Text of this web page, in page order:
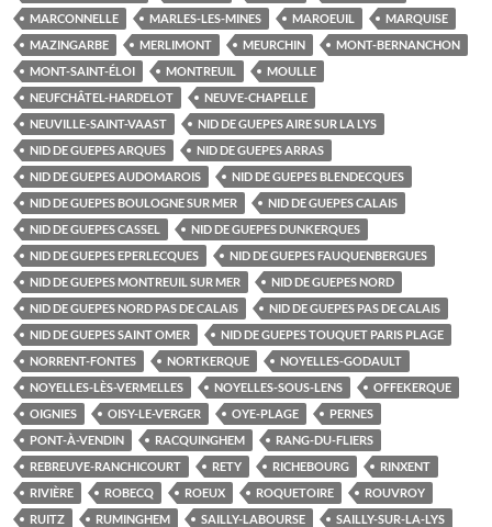
MARCONNELLE
MARLES-LES-MINES MAROEUIL
MARQUISE
MAZINGARBE
MERLIMONT MEURCHIN
MONT-BERNANCHON
MONT-SAINT-ÉLOI
MONTREUIL
MOULLE
NEUFCHÂTEL-HARDELOT
NEUVE-CHAPELLE
NEUVILLE-SAINT-VAAST
NID DE GUEPES AIRE SUR LA LYS
NID DE GUEPES ARQUES
NID DE GUEPES ARRAS
NID DE GUEPES AUDOMAROIS
NID DE GUEPES BLENDECQUES
NID DE GUEPES BOULOGNE SUR MER
NID DE GUEPES CALAIS
NID DE GUEPES CASSEL
NID DE GUEPES DUNKERQUES
NID DE GUEPES EPERLECQUES
NID DE GUEPES FAUQUENBERGUES
NID DE GUEPES MONTREUIL SUR MER
NID DE GUEPES NORD
NID DE GUEPES NORD PAS DE CALAIS
NID DE GUEPES PAS DE CALAIS
NID DE GUEPES SAINT OMER
NID DE GUEPES TOUQUET PARIS PLAGE
NORRENT-FONTES
NORTKERQUE
NOYELLES-GODAULT
NOYELLES-LÈS-VERMELLES
NOYELLES-SOUS-LENS
OFFEKERQUE
OIGNIES
OISY-LE-VERGER OYE-PLAGE
PERNES
PONT-À-VENDIN
RACQUINGHEM
RANG-DU-FLIERS
REBREUVE-RANCHICOURT
RETY RICHEBOURG
RINXENT
RIVIÈRE
ROBECQ ROEUX ROQUETOIRE
ROUVROY
RUITZ
RUMINGHEM SAILLY-LABOURSE
SAILLY-SUR-LA-LYS